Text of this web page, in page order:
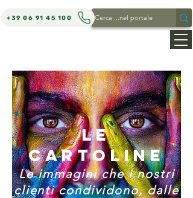
+39 06 91 45 100
le
cartoline
Le immagini che i nostri
clienticondividono, dalle